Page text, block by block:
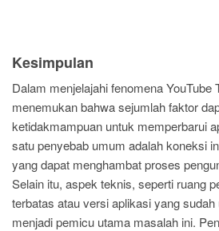
Kesimpulan
Dalam menjelajahi fenomena YouTube
menemukan bahwa sejumlah faktor
ketidakmampuan untuk memperbarui
satu penyebab umum adalah koneksi
yang dapat menghambat proses
Selain itu, aspek teknis, seperti ruang
terbatas atau versi aplikasi yang sudah
menjadi pemicu utama masalah ini.